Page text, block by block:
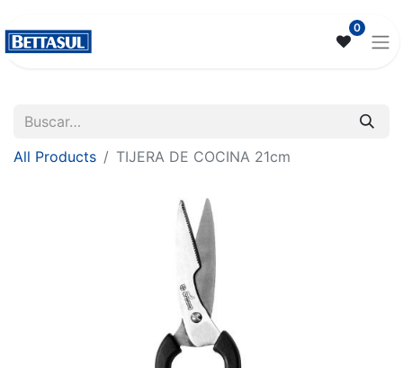
0
All Products TIJERA DE COCINA 21cm